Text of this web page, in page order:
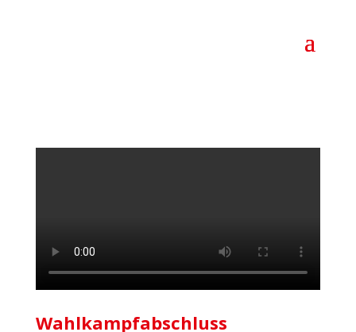
Wahl­kampf­ab­schluss